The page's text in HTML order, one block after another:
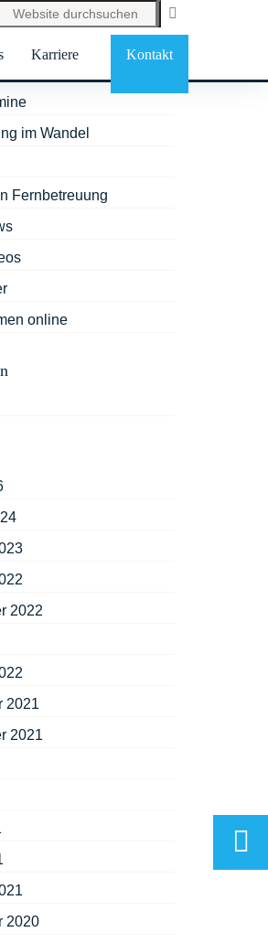
Karriere Kontakt
im Wandel
Fernbetreuung
online
2022
2021
2021
2020